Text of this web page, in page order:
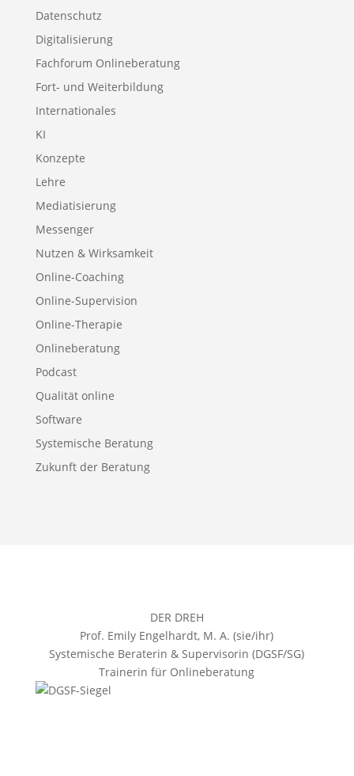
Datenschutz
Digitalisierung
Fachforum Onlineberatung
Fort- und Weiterbildung
Internationales
KI
Konzepte
Lehre
Mediatisierung
Messenger
Nutzen & Wirksamkeit
Online-Coaching
Online-Supervision
Online-Therapie
Onlineberatung
Podcast
Qualität online
Software
Systemische Beratung
Zukunft der Beratung
DER DREH
Prof. Emily Engelhardt, M. A. (sie/ihr)
Systemische Beraterin & Supervisorin (DGSF/SG)
Trainerin für Onlineberatung